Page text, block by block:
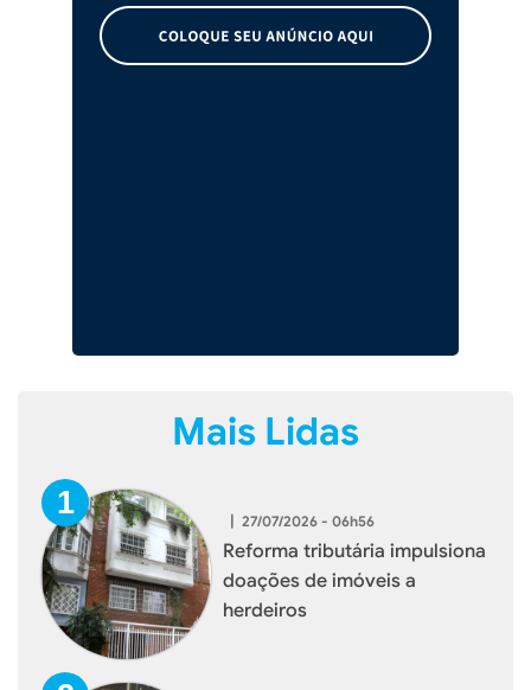
Mais Lidas
| 27/07/2026 - 06h56
Reforma tributária impulsiona
doações de imóveis a
herdeiros